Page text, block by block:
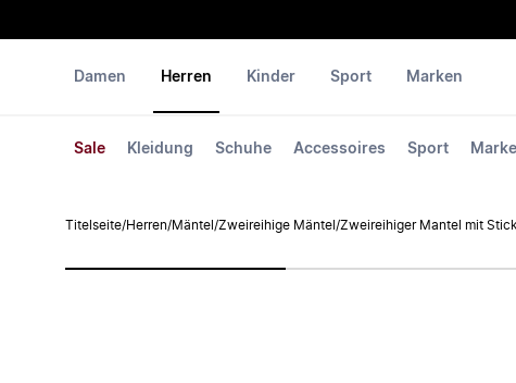
Damen Herren
Sale Kleidung Schuhe Accessoires Sport
Kinder Sport Marken
Titelseite/Herren/Mäntel /Zweireihige Mäntel /Zweireihiger Mantel mit